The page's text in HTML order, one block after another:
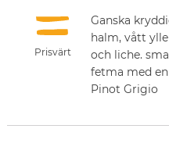
Prisvärt
Ganska
halm, vått
och liche.
fetma med
Pinot Grigio